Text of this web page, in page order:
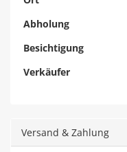
Abholung
Besichtigung
Verkäufer
Versand & Zahlung